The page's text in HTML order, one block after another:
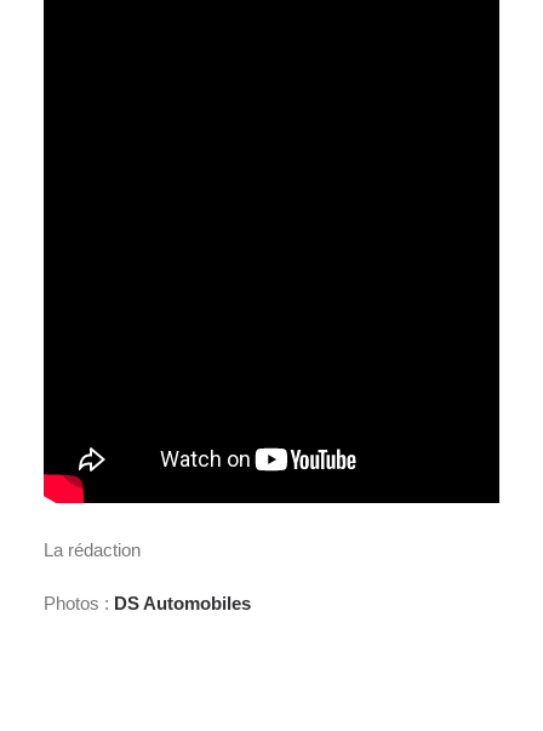
La rédaction
Photos : DS Automobiles